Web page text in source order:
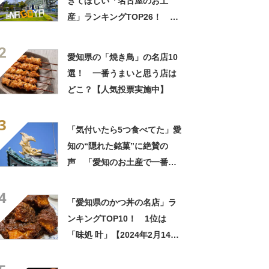
産」ランキングTOP26！ 第
愛知県の「焼き鳥」の名店10
選！ 一番うまいと思う店は
どこ？【人気投票実施中】
「気付いたら5つ食べてた」愛
知の“隠れた銘菓”に絶賛の
声 「愛知のお土産で一番好
「愛知県のかつ丼の名店」ラ
ンキングTOP10！ 1位は
「味処 叶」【2024年2月14日